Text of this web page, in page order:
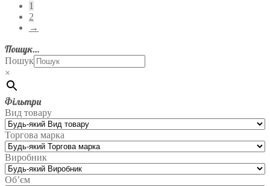
1
2
→
Пошук…
Пошук
×
Фільтри
Вид товару
Торгова марка
Виробник
Об’єм